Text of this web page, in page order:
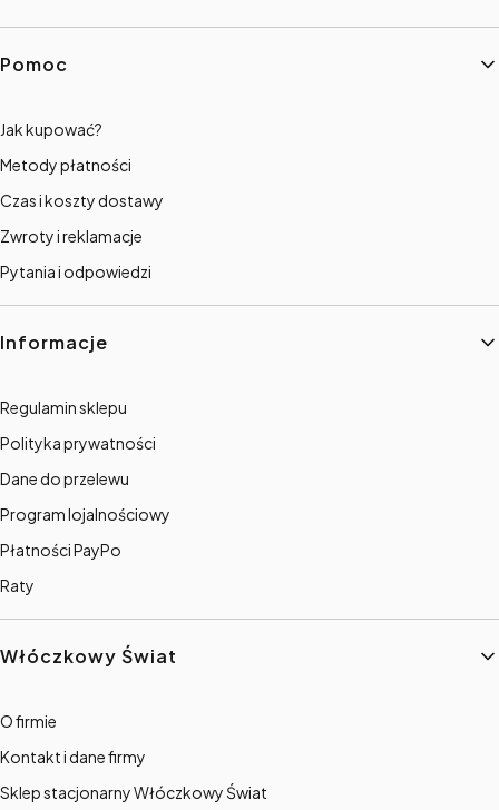
Linki w stopce
Pomoc
Jak kupować?
Metody płatności
Czas i koszty dostawy
Zwroty i reklamacje
Pytania i odpowiedzi
Informacje
Regulamin sklepu
Polityka prywatności
Dane do przelewu
Program lojalnościowy
Płatności PayPo
Raty
Włóczkowy Świat
O firmie
Kontakt i dane firmy
Sklep stacjonarny Włóczkowy Świat